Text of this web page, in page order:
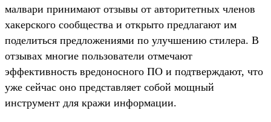
малвари принимают отзывы от авторитетных членов
хакерского сообщества и открыто предлагают им
поделиться предложениями по улучшению стилера. В
отзывах многие пользователи отмечают
эффективность вредоносного ПО и подтверждают, что
уже сейчас оно представляет собой мощный
инструмент для кражи информации.